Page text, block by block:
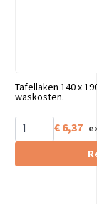
Tafellaken 140 x
waskosten.
€6,37